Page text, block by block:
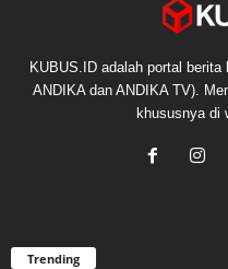
KUBUS.ID adalah portal
ANDIKA dan ANDIKA TV).
khususnya di
Trending